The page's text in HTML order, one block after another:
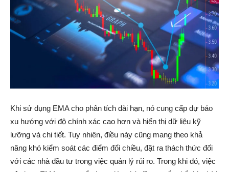
Khi sử dụng EMA cho phân tích dài hạn, nó cung cấp dự báo
xu hướng với độ chính xác cao hơn và hiển thị dữ liệu kỹ
lưỡng và chi tiết. Tuy nhiên, điều này cũng mang theo khả
năng khó kiểm soát các điểm đổi chiều, đặt ra thách thức đối
với các nhà đầu tư trong việc quản lý rủi ro. Trong khi đó, việc